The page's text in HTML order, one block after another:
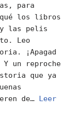
para
los libros
y las pelis
Leo
¡Apagad
un reproche
que ya
de… Leer